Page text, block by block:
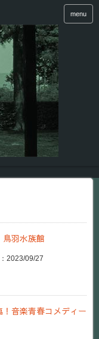
menu
羽水族館
09/27
音楽青春コメディー